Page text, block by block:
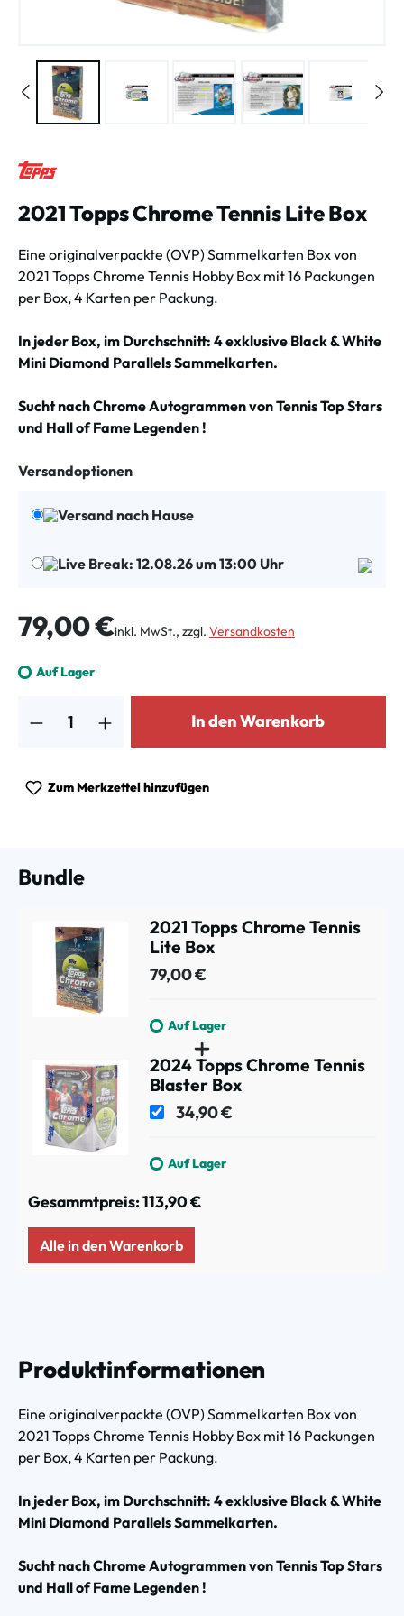
2021 Topps Chrome Tennis Lite Box
Eine originalverpackte (OVP) Sammelkarten Box von
2021 Topps Chrome Tennis Hobby Box mit 16 Packungen
per Box, 4 Karten per Packung.
In jeder Box, im Durchschnitt: 4 exklusive Black & White
Mini Diamond Parallels Sammelkarten.
Sucht nach Chrome Autogrammen von Tennis Top Stars
und Hall of Fame Legenden !
Versandoptionen
Versand nach Hause
Live Break: 12.08.26 um 13:00 Uhr
Regulärer Preis:
79,00 €inkl. MwSt., zzgl. Versandkosten
Auf Lager
In den Warenkorb
Zum Merkzettel hinzufügen
Bundle
2021 Topps Chrome Tennis
Lite Box
79,00 €
Auf Lager
2024 Topps Chrome Tennis
Blaster Box
34,90 €
Auf Lager
Gesammtpreis:113,90 €
Alle in den Warenkorb
Produktinformationen
Eine originalverpackte (OVP) Sammelkarten Box von
2021 Topps Chrome Tennis Hobby Box mit 16 Packungen
per Box, 4 Karten per Packung.
In jeder Box, im Durchschnitt: 4 exklusive Black & White
Mini Diamond Parallels Sammelkarten.
Sucht nach Chrome Autogrammen von Tennis Top Stars
und Hall of Fame Legenden !